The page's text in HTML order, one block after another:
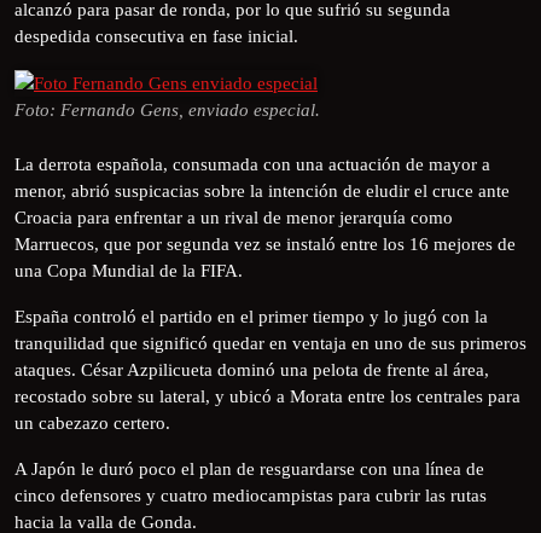
alcanzó para pasar de ronda, por lo que sufrió su segunda
despedida consecutiva en fase inicial.
Foto: Fernando Gens, enviado especial.
La derrota española, consumada con una actuación de mayor a
menor, abrió suspicacias sobre la intención de eludir el cruce ante
Croacia para enfrentar a un rival de menor jerarquía como
Marruecos, que por segunda vez se instaló entre los 16 mejores de
una Copa Mundial de la FIFA.
España controló el partido en el primer tiempo y lo jugó con la
tranquilidad que significó quedar en ventaja en uno de sus primeros
ataques. César Azpilicueta dominó una pelota de frente al área,
recostado sobre su lateral, y ubicó a Morata entre los centrales para
un cabezazo certero.
A Japón le duró poco el plan de resguardarse con una línea de
cinco defensores y cuatro mediocampistas para cubrir las rutas
hacia la valla de Gonda.